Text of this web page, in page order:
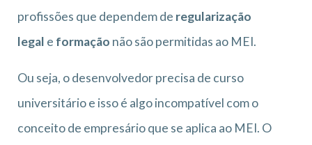
profissões que dependem de regularização
legal e formação não são permitidas ao MEI.
Ou seja, o desenvolvedor precisa de curso
universitário e isso é algo incompatível com o
conceito de empresário que se aplica ao MEI. O